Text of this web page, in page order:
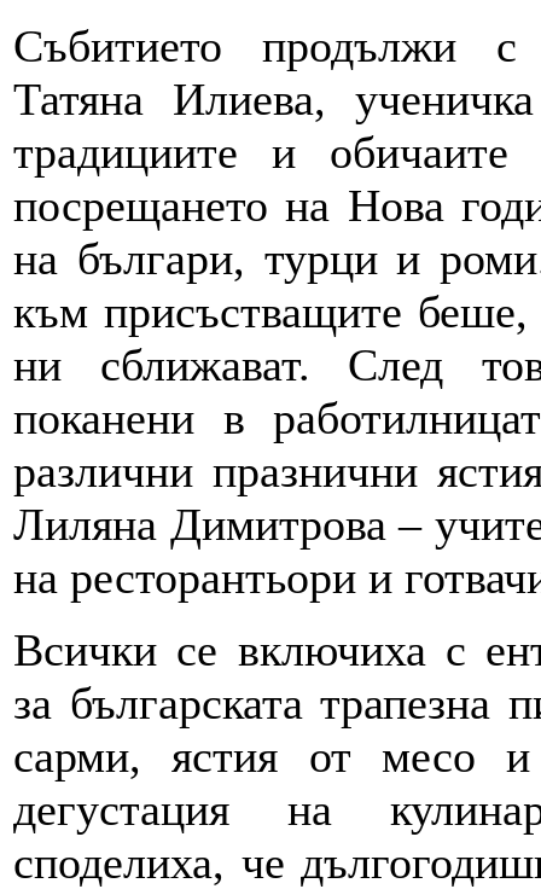
Събитието продължи с
Татяна Илиева,
традициите и
посрещането на Нова
на българи, турци и
към присъстващите беше,
ни сближават. След
поканени в
различни празнични
Лиляна Димитрова –
на ресторантьори и
Всички се включиха с
за българската трапезна
сарми, ястия от месо
дегустация на
споделиха, че